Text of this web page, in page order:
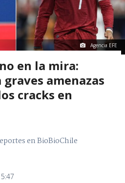
Agencia EFE
en la mira:
amenazas
cracks en
en BioBioChile